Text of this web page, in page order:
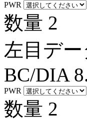
PWR
数量 2
左目デ
BC/DIA
PWR
数量 2